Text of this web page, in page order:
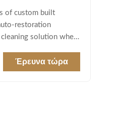
of custom built
restoration
solution where
Έρευνα τώρα